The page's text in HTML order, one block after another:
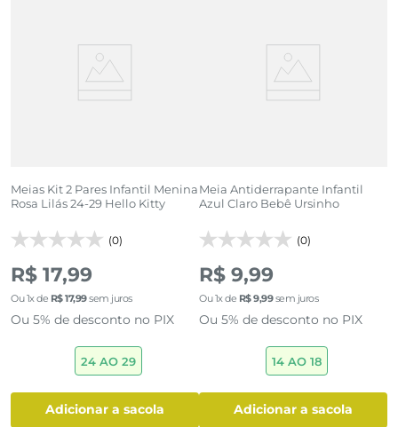
Meias Kit 2 Pares Infantil Menina
Rosa Lilás 24-29 Hello Kitty
(0)
R$ 17,99
Ou1x de R$17,99sem juros
Ou 5% de desconto no PIX
24 AO 29
adicionar a sacola
Meia Antiderrapante Infantil
Azul Claro Bebê Ursinho
(0)
R$ 9,99
Ou1x de R$9,99sem juros
Ou 5% de desconto no PIX
14 AO 18
adicionar a sacola